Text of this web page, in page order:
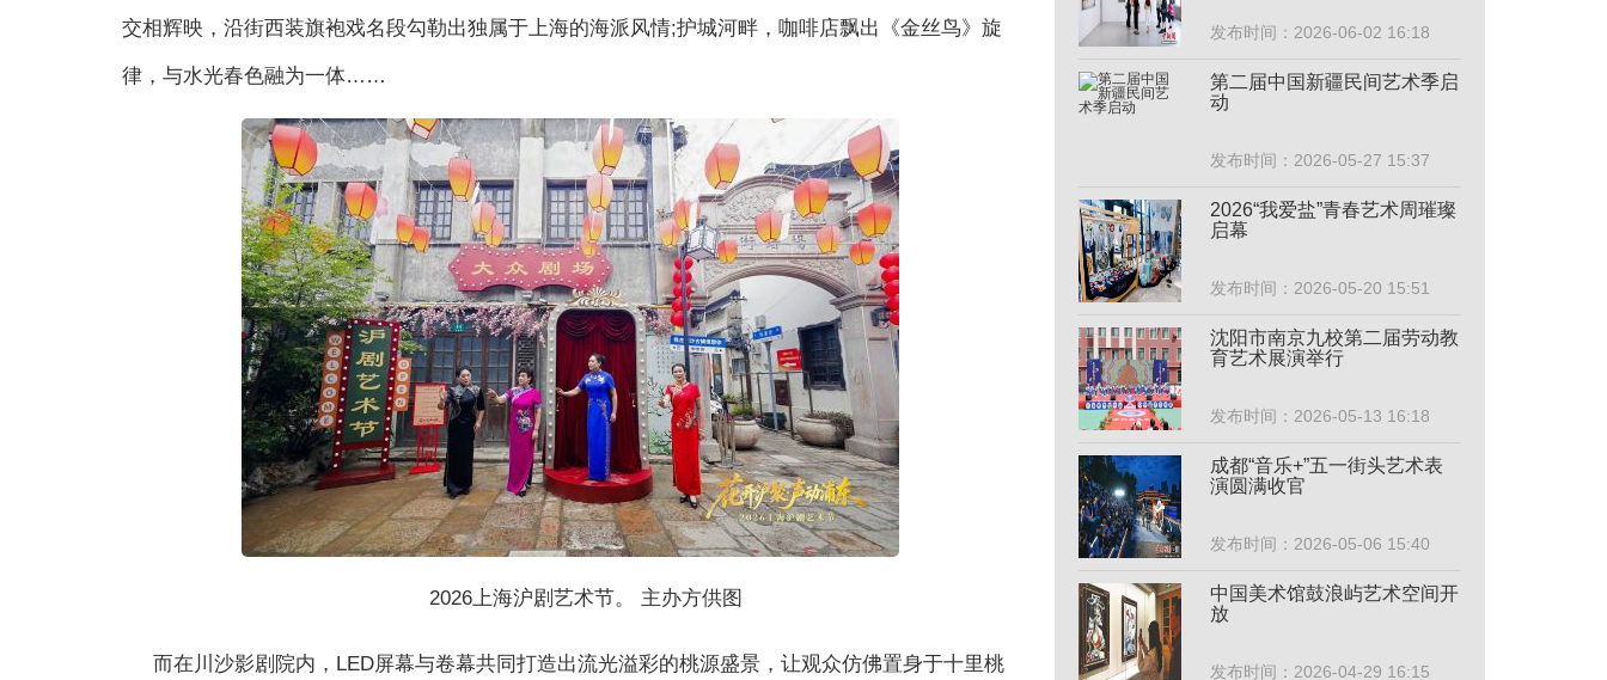
交相辉映，沿街西装旗袍戏名段勾勒出独属于上海的海派风情;护城河畔，咖啡店飘出《金丝鸟》旋
律，与水光春色融为一体……
2026上海沪剧艺术节。 主办方供图
而在川沙影剧院内，LED屏幕与卷幕共同打造出流光溢彩的桃源盛景，让观众仿佛置身于十里桃
发布时间：2026-06-02 16:18
第二届中国新疆民间艺术季启
动
发布时间：2026-05-27 15:37
2026“我爱盐”青春艺术周璀璨
启幕
发布时间：2026-05-20 15:51
沈阳市南京九校第二届劳动教
育艺术展演举行
发布时间：2026-05-13 16:18
成都“音乐+”五一街头艺术表
演圆满收官
发布时间：2026-05-06 15:40
中国美术馆鼓浪屿艺术空间开
放
发布时间：2026-04-29 16:15